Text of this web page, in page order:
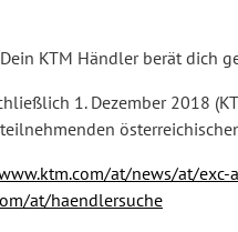
KTM Händler berät dich
1. Dezember 2018
at/news/at/exc-
at/haendlersuche